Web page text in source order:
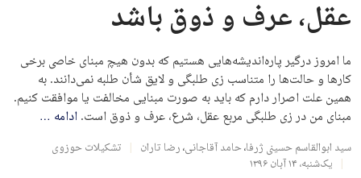
عقل، عرف و ذوق باشد
ما امروز درگیر پاره‌اندیشه‌هایی هستیم که بدون هیچ مبنای خاصی برخی
کارها و حالت‌ها را متناسب زی طلبگی و لایق شأن طلبه نمی‌دانند. به
همین علت اصرار دارم که باید به صورت مبنایی مخالفت یا موافقت کنیم.
مبنای من در زی طلبگی مربع عقل، شرع، عرف و ذوق است.ادامه …
سید ابوالقاسم حسینی ژرفا،حامد آقاجانی،رضا تاران
تشکیلات حوزوی
یک‌شنبه، ۱۴ آبان ۱۳۹۶